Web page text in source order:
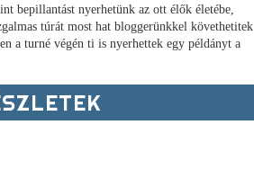
bepillantást nyerhetünk az ott élők életébe,
túrát most hat bloggerünkkel követhetitek
a turné végén ti is nyerhettek egy példányt a